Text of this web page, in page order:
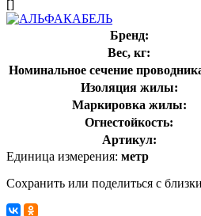
[]
Бренд:
Вес, кг:
Номинальное сечение
Изоляция жилы:
Маркировка жилы:
Огнестойкость:
Артикул:
Единица измерения: метр
Сохранить или поделиться с